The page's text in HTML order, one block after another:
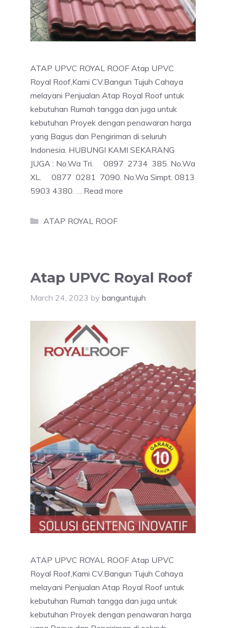
ATAP UPVC ROYAL ROOF Atap UPVC
Royal Roof,Kami CV.Bangun Tujuh Cahaya
melayani Penjualan Atap Royal Roof untuk
kebutuhan Rumah tangga dan juga untuk
kebutuhan Proyek dengan penawaran harga
yang Bagus dan Pengiriman di seluruh
Indonesia. HUBUNGI KAMI SEKARANG
JUGA : No.Wa Tri. 0897 2734 385. No.Wa
XL. 0877 0281 7090. No.Wa Simpt. 0813
5903 4380. … Read more
Categories
ATAP ROYAL ROOF
Atap UPVC Royal Roof
March 24, 2023 by banguntujuh
ATAP UPVC ROYAL ROOF Atap UPVC
Royal Roof,Kami CV.Bangun Tujuh Cahaya
melayani Penjualan Atap Royal Roof untuk
kebutuhan Rumah tangga dan juga untuk
kebutuhan Proyek dengan penawaran harga